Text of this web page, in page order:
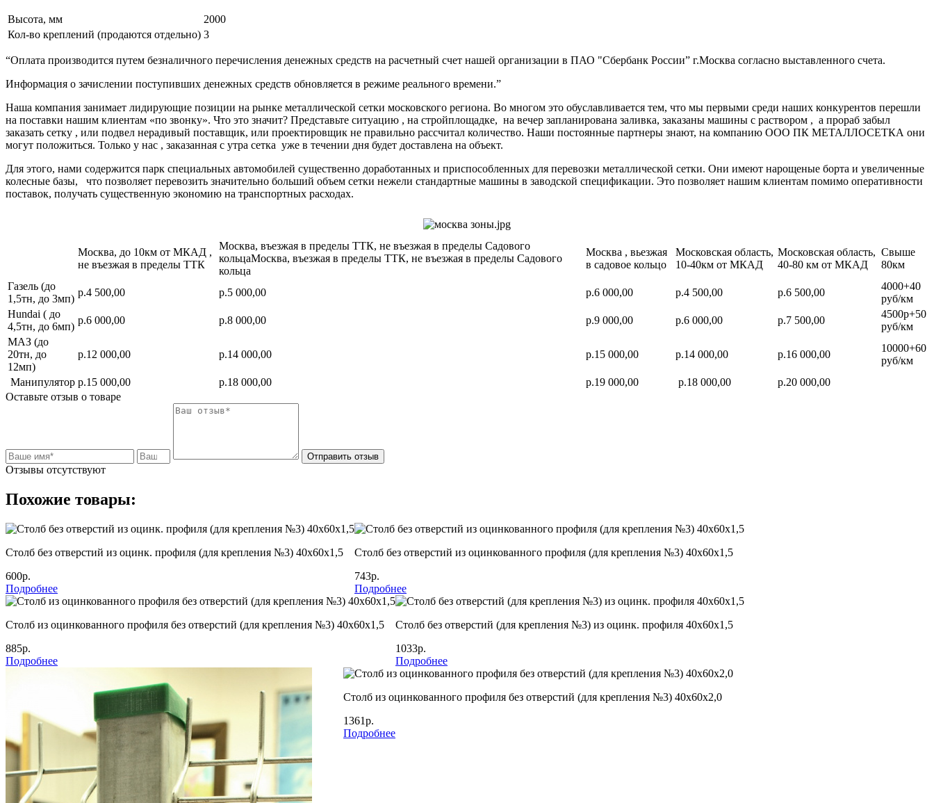
Высота, мм
2000
Кол-во креплений (продаются отдельно) 3
“Оплата производится путем безналичного перечисления денежных средств на расчетный счет нашей организации в ПАО "Сбербанк России” г.Москва согласно выставленного счета.
Информация о зачислении поступивших денежных средств обновляется в режиме реального времени.”
Наша компания занимает лидирующие позиции на рынке металлической сетки московского региона. Во многом это обуславливается тем, что мы первыми среди наших конкурентов перешли
на поставки нашим клиентам «по звонку». Что это значит? Представьте ситуацию , на стройплощадке, на вечер запланирована заливка, заказаны машины с раствором , а прораб забыл
заказать сетку , или подвел нерадивый поставщик, или проектировщик не правильно рассчитал количество. Наши постоянные партнеры знают, на компанию ООО ПК МЕТАЛЛОСЕТКА они
могут положиться. Только у нас , заказанная с утра сетка уже в течении дня будет доставлена на объект.
Для этого, нами содержится парк специальных автомобилей существенно доработанных и приспособленных для перевозки металлической сетки. Они имеют нарощеные борта и увеличенные
колесные базы, что позволяет перевозить значительно больший объем сетки нежели стандартные машины в заводской спецификации. Это позволяет нашим клиентам помимо оперативности
поставок, получать существенную экономию на транспортных расходах.
Москва, до 10км от МКАД ,
не въезжая в пределы ТТК
Москва, въезжая в пределы ТТК, не въезжая в пределы Садового
кольцаМосква, въезжая в пределы ТТК, не въезжая в пределы Садового
кольца
Москва , вьезжая
в садовое кольцо
Московская область,
10-40км от МКАД
Московская область,
40-80 км от МКАД
Свыше
80км
Газель (до
1,5тн, до 3мп)
р.4 500,00 р.5 000,00 р.6 000,00 р.4 500,00 р.6 500,00
4000+40
руб/км
Hundai ( до
4,5тн, до 6мп)
р.6 000,00 р.8 000,00 р.9 000,00 р.6 000,00 р.7 500,00
4500р+50
руб/км
МАЗ (до
20тн, до
12мп)
р.12 000,00 р.14 000,00 р.15 000,00 р.14 000,00 р.16 000,00
10000+60
руб/км
Манипулятор р.15 000,00 р.18 000,00 р.19 000,00 р.18 000,00
р.20 000,00
Оставьте отзыв о товаре
Отправить отзыв
Отзывы отсутствуют
Похожие товары:
Столб без отверстий из оцинк. профиля (для крепления №3) 40х60х1,5
600р.
Подробнее
Столб без отверстий из оцинкованного профиля (для крепления №3) 40х60х1,5
743р.
Подробнее
Столб из оцинкованного профиля без отверстий (для крепления №3) 40х60х1,5
885р.
Подробнее
Столб без отверстий (для крепления №3) из оцинк. профиля 40х60х1,5
1033р.
Подробнее
Столб из оцинкованного профиля без отверстий (для крепления №3) 40х60х2,0
1361р.
Подробнее